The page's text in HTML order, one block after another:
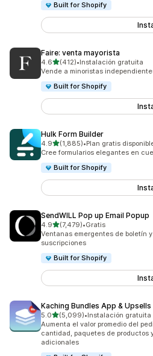
Built for Shopify
Faire: venta mayorista
4.6de 5 estrellas
(412)
412 reseñas en total
•Instalación gratuita
Vende a minoristas
Built for Shopify
Hulk Form Builder
4.9de 5 estrellas
(1,885)
1885 reseñas en total
•Plan gratis
Cree formularios elegantes en
Built for Shopify
SendWILL Pop up Email Popup
4.9de 5 estrellas
(7,479)
7479 reseñas en total
•Gratis
Ventanas emergentes de boletín
suscripciones
Built for Shopify
Kaching Bundles App & Upsells
5.0de 5 estrellas
(5,099)
5099 reseñas en total
•Instalación gratuita
Aumenta el valor promedio del
cantidad, paquetes de productos
adicionales